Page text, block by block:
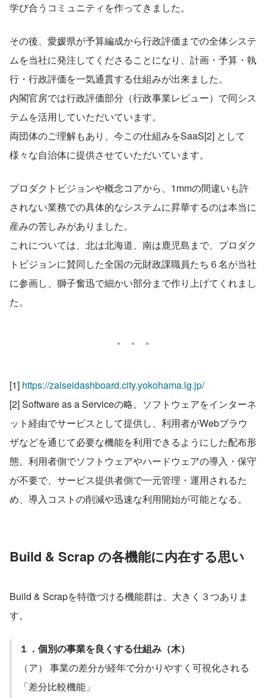
学び合うコミュニティを作ってきました。
その後、愛媛県が予算編成から行政評価までの全体システ
ムを当社に発注してくださることになり、計画・予算・執
行・行政評価を一気通貫する仕組みが出来ました。
内閣官房では行政評価部分（行政事業レビュー）で同シス
テムを活用していただいています。
両団体のご理解もあり、今この仕組みをSaaS[2] として
様々な自治体に提供させていただいています。
プロダクトビジョンや概念コアから、1mmの間違いも許
されない業務での具体的なシステムに昇華するのは本当に
産みの苦しみがありました。
これについては、北は北海道、南は鹿児島まで、プロダク
トビジョンに賛同した全国の元財政課職員たち６名が当社
に参画し、獅子奮迅で細かい部分まで作り上げてくれまし
た。
[1] https://zaiseidashboard.city.yokohama.lg.jp/
[2] Software as a Serviceの略。ソフトウェアをインターネ
ット経由でサービスとして提供し、利用者がWebブラウ
ザなどを通じて必要な機能を利用できるようにした配布形
態。利用者側でソフトウェアやハードウェアの導入・保守
が不要で、サービス提供者側で一元管理・運用されるた
め、導入コストの削減や迅速な利用開始が可能となる。
Build & Scrap の各機能に内在する思い
Build & Scrapを特徴づける機能群は、大きく３つありま
す。
１．個別の事業を良くする仕組み（木）
（ア） 事業の差分が経年で分かりやすく可視化される
「差分比較機能」